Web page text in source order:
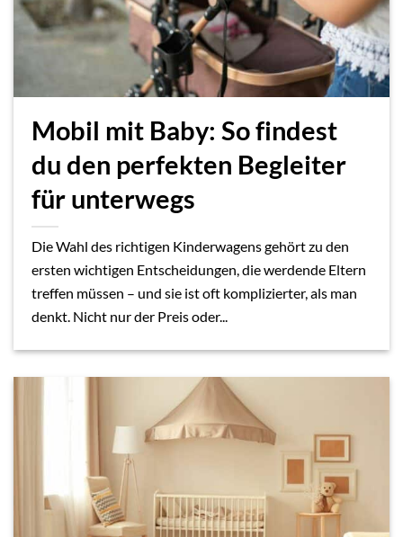
Mobil mit Baby: So findest
du den perfekten Begleiter
für unterwegs
Die Wahl des richtigen Kinderwagens gehört zu den
ersten wichtigen Entscheidungen, die werdende Eltern
treffen müssen – und sie ist oft komplizierter, als man
denkt. Nicht nur der Preis oder...